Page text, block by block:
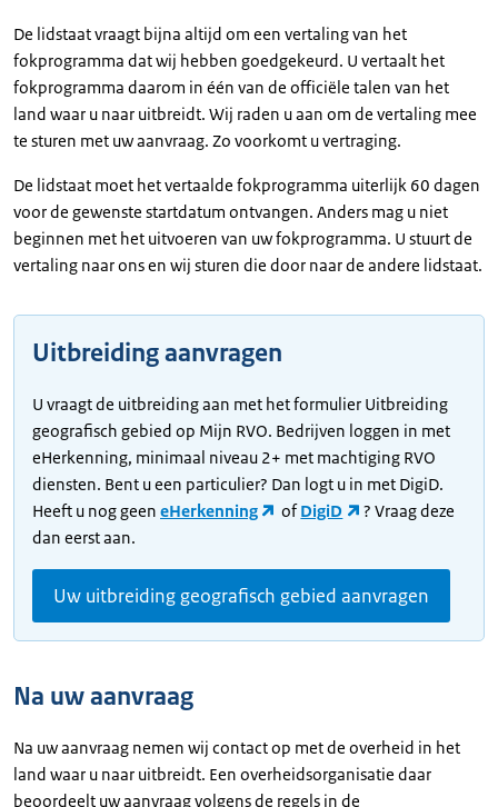
De lidstaat vraagt bijna altijd om een vertaling van het
fokprogramma dat wij hebben goedgekeurd. U vertaalt het
fokprogramma daarom in één van de officiële talen van het
land waar u naar uitbreidt. Wij raden u aan om de vertaling mee
te sturen met uw aanvraag. Zo voorkomt u vertraging.
De lidstaat moet het vertaalde fokprogramma uiterlijk 60 dagen
voor de gewenste startdatum ontvangen. Anders mag u niet
beginnen met het uitvoeren van uw fokprogramma. U stuurt de
vertaling naar ons en wij sturen die door naar de andere lidstaat.
Uitbreiding aanvragen
U vraagt de uitbreiding aan met het formulier Uitbreiding
geografisch gebied op Mijn RVO. Bedrijven loggen in met
eHerkenning, minimaal niveau 2+ met machtiging RVO
diensten. Bent u een particulier? Dan logt u in met DigiD.
Heeft u nog geen eHerkenning ofDigiD
? Vraag deze
dan eerst aan.
Uw uitbreiding geografisch gebied aanvragen
Na uw aanvraag
Na uw aanvraag nemen wij contact op met de overheid in het
land waar u naar uitbreidt. Een overheidsorganisatie daar
beoordeelt uw aanvraag volgens de regels in de